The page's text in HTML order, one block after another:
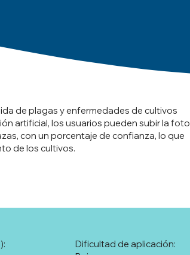
de plagas y enfermedades de cultivos
artificial, los usuarios pueden subir la foto
con un porcentaje de confianza, lo que
de los cultivos.
Dificultad de aplicación: